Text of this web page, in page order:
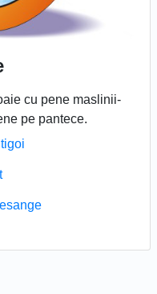
cu pene maslinii-
pe pantece.